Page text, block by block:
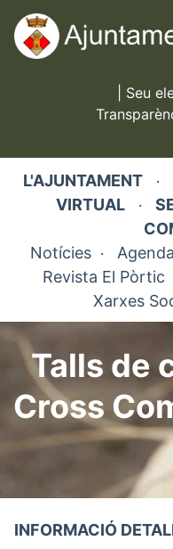
Vés
al
contingut
Seu
L'AJUNTAMENT ·
VIRTUAL ·
Notícies ·
Revista El Pòrtic
Xarxes
Talls de
Cross
Fil
d'ariadna
INFORMACIÓ